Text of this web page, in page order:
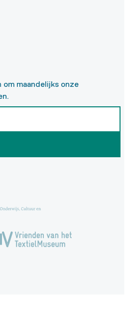
om maandelijks onze